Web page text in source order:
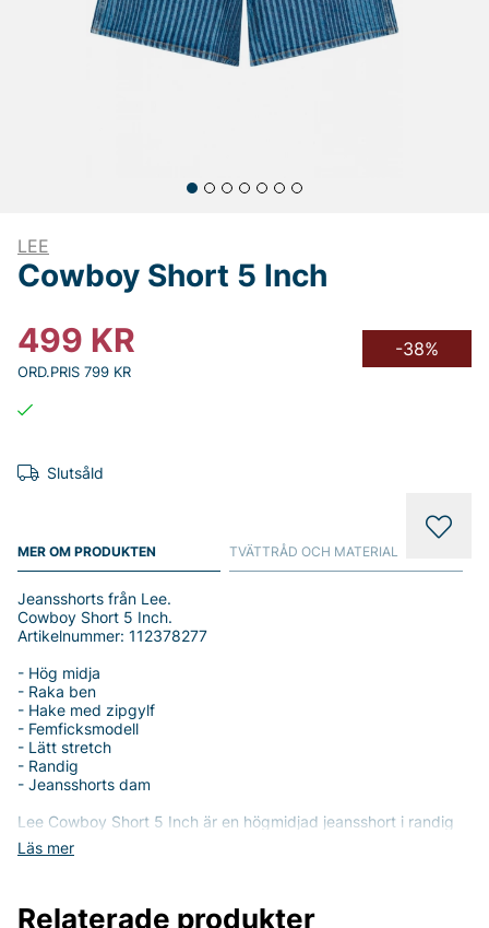
LEE
Cowboy Short 5 Inch
499 KR
ORD.PRIS 799 KR
-38%
Slutsåld
MER OM PRODUKTEN
Läs mer
Jeansshorts från Lee.
Cowboy Short 5 Inch.
Artikelnummer: 112378277
- Hög midja
- Raka ben
- Hake med zipgylf
- Femficksmodell
- Lätt stretch
- Randig
- Jeansshorts dam
Lee Cowboy Short 5 Inch är en högmidjad jeansshort i randig
design som kombinerar klassisk denimkvalitet med sommarens
frihet. Den höga midjan formar midjan och ger en smickrande
går det smidigt att låsa upp och stänga shortsen, och den
TVÄTTRÅD OCH MATERIAL
Relaterade produkter